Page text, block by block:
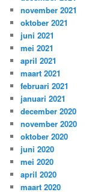
november 2021
oktober 2021
juni 2021
mei 2021
april 2021
maart 2021
februari 2021
januari 2021
december 2020
november 2020
oktober 2020
juni 2020
mei 2020
april 2020
maart 2020